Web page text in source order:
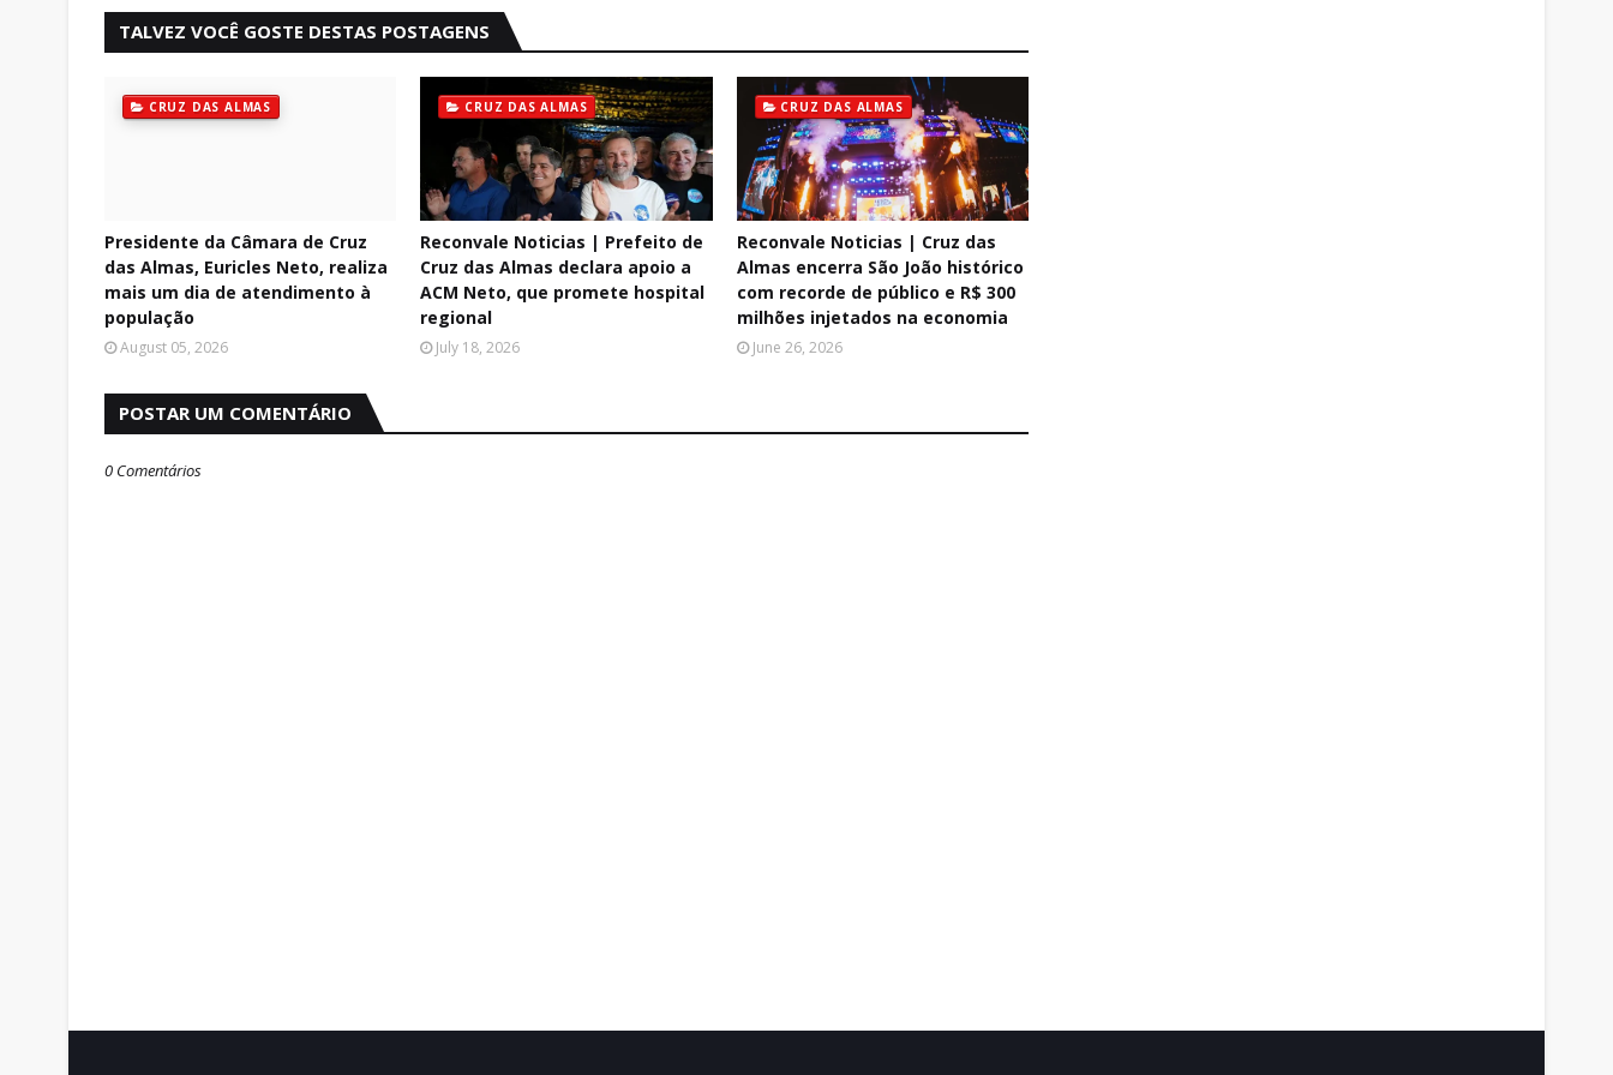
TALVEZ VOCÊ GOSTE DESTAS POSTAGENS
CRUZ DAS ALMAS
Presidente da Câmara de Cruz
das Almas, Euricles Neto, realiza
mais um dia de atendimento à
população
August 05, 2026
CRUZ DAS ALMAS
Reconvale Noticias | Prefeito de
Cruz das Almas declara apoio a
ACM Neto, que promete hospital
regional
July 18, 2026
CRUZ DAS ALMAS
Reconvale Noticias | Cruz das
Almas encerra São João histórico
com recorde de público e R$ 300
milhões injetados na economia
June 26, 2026
POSTAR UM COMENTÁRIO
0 Comentários